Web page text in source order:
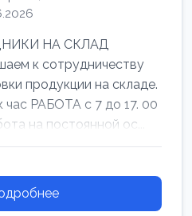
НА СКЛАД
к сотрудничеству
продукции на складе.
РАБОТА с 7 до 17. 00
на постоянной ос...